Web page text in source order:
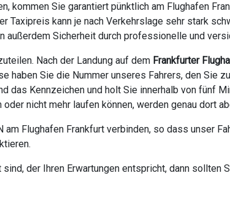
kommen Sie garantiert pünktlich am Flughafen
Taxipreis kann je nach Verkehrslage sehr stark
Sicherheit durch professionelle und
Nach der Landung auf dem Frankfurter
haben Sie die Nummer unseres Fahrers, den Sie
das Kennzeichen und holt Sie innerhalb von fünf
nicht mehr laufen können, werden genau dort
Flughafen Frankfurt verbinden, so dass unser
der Ihren Erwartungen entspricht, dann sollten